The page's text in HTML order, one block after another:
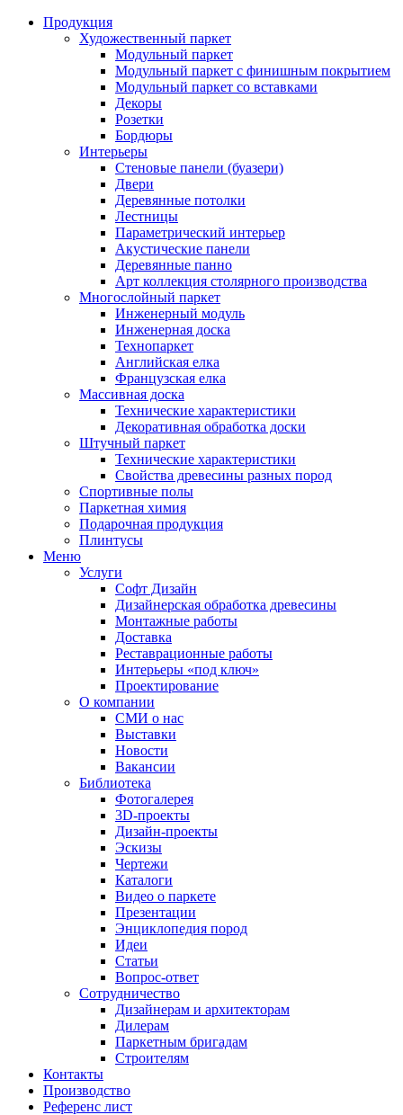
Продукция
Художественный паркет
Модульный паркет
Модульный паркет с финишным покрытием
Модульный паркет со вставками
Декоры
Розетки
Бордюры
Интерьеры
Стеновые панели (буазери)
Двери
Деревянные потолки
Лестницы
Параметрический интерьер
Акустические панели
Деревянные панно
Арт коллекция столярного производства
Многослойный паркет
Инженерный модуль
Инженерная доска
Технопаркет
Английская елка
Французская елка
Массивная доска
Технические характеристики
Декоративная обработка доски
Штучный паркет
Технические характеристики
Свойства древесины разных пород
Спортивные полы
Паркетная химия
Подарочная продукция
Плинтусы
Меню
Услуги
Софт Дизайн
Дизайнерская обработка древесины
Монтажные работы
Доставка
Реставрационные работы
Интерьеры «под ключ»
Проектирование
О компании
СМИ о нас
Выставки
Новости
Вакансии
Библиотека
Фотогалерея
3D-проекты
Дизайн-проекты
Эскизы
Чертежи
Каталоги
Видео о паркете
Презентации
Энциклопедия пород
Идеи
Статьи
Вопрос-ответ
Сотрудничество
Дизайнерам и архитекторам
Дилерам
Паркетным бригадам
Строителям
Контакты
Производство
Референс лист